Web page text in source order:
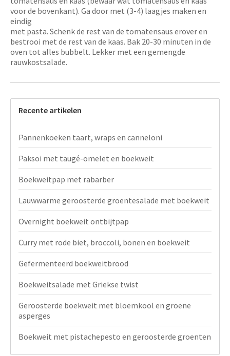
voor de bovenkant). Ga door met (3-4) laagjes maken en
eindig
met pasta. Schenk de rest van de tomatensaus erover en
bestrooi met de rest van de kaas. Bak 20-30 minuten in de
oven tot alles bubbelt. Lekker met een gemengde
rauwkostsalade.
Recente artikelen
Pannenkoeken taart, wraps en canneloni
Paksoi met taugé-omelet en boekweit
Boekweitpap met rabarber
Lauwwarme geroosterde groentesalade met boekweit
Overnight boekweit ontbijtpap
Curry met rode biet, broccoli, bonen en boekweit
Gefermenteerd boekweitbrood
Boekweitsalade met Griekse twist
Geroosterde boekweit met bloemkool en groene
asperges
Boekweit met pistachepesto en geroosterde groenten